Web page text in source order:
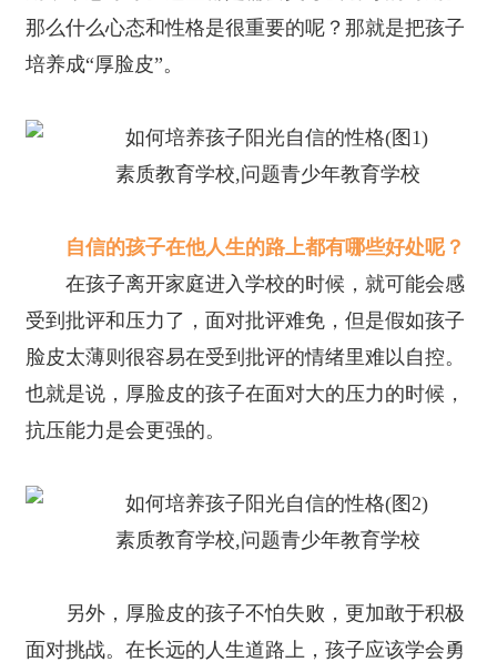
那么什么心态和性格是很重要的呢？那就是把孩子
培养成“厚脸皮”。
素质教育学校,问题青少年教育学校
自信的孩子在他人生的路上都有哪些好处呢？
在孩子离开家庭进入学校的时候，就可能会感
受到批评和压力了，面对批评难免，但是假如孩子
脸皮太薄则很容易在受到批评的情绪里难以自控。
也就是说，厚脸皮的孩子在面对大的压力的时候，
抗压能力是会更强的。
素质教育学校,问题青少年教育学校
另外，厚脸皮的孩子不怕失败，更加敢于积极
面对挑战。在长远的人生道路上，孩子应该学会勇